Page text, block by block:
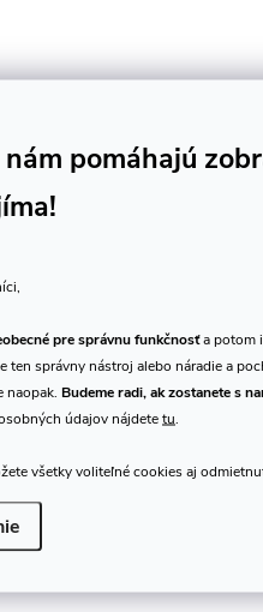
nám pomáhajú
pre správnu funkčnosťa potom
ten správny nástroj alebo náradie a
naopak. Budeme radi, ak zostanete s
údajov nájdetetu
všetky voliteľné cookies aj
ARS MUSIC
€
na dotaz